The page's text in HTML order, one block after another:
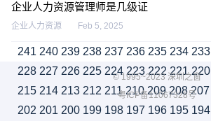
企业人力资源管理师是几级证
企业人力资源 Feb 5, 2025
241 240 239 238 237 236 235 234 233
228 227 226 225 224 223 222 221 220
215 214 213 212 211 210 209 208 207
202 201 200 199 198 197 196 195 194
© 1995~2023 深圳之窗
粤ICP备11067328号